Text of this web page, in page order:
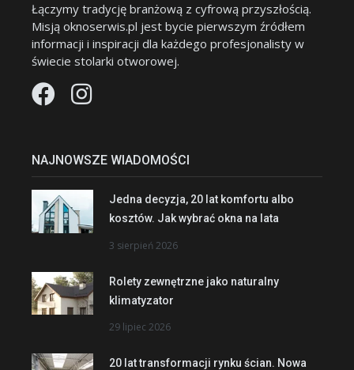
Łączymy tradycję branżową z cyfrową przyszłością.
Misją oknoserwis.pl jest bycie pierwszym źródłem
informacji i inspiracji dla każdego profesjonalisty w
świecie stolarki otworowej.
NAJNOWSZE WIADOMOŚCI
Jedna decyzja, 20 lat komfortu albo
kosztów. Jak wybrać okna na lata
3 sierpień 2026
Rolety zewnętrzne jako naturalny
klimatyzator
29 lipiec 2026
20 lat transformacji rynku ścian. Nowa